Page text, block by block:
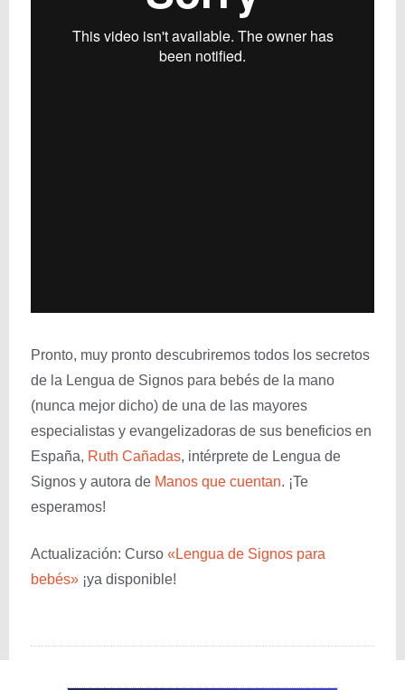
Pronto, muy pronto descubriremos todos los secretos
de la Lengua de Signos para bebés de la mano
(nunca mejor dicho) de una de las mayores
especialistas y evangelizadoras de sus beneficios en
España, Ruth Cañadas, intérprete de Lengua de
Signos y autora de Manos que cuentan. ¡Te
esperamos!
Actualización: Curso «Lengua de Signos para
bebés» ¡ya disponible!